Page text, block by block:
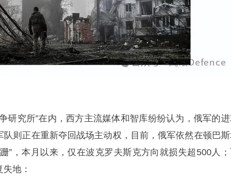
研究所”在内，西方主流媒体和智库纷纷认为，俄军的
队则正在重新夺回战场主动权，目前，俄军依然在顿巴斯
”，本月以来，仅在波克罗夫斯克方向就损失超500人
地：